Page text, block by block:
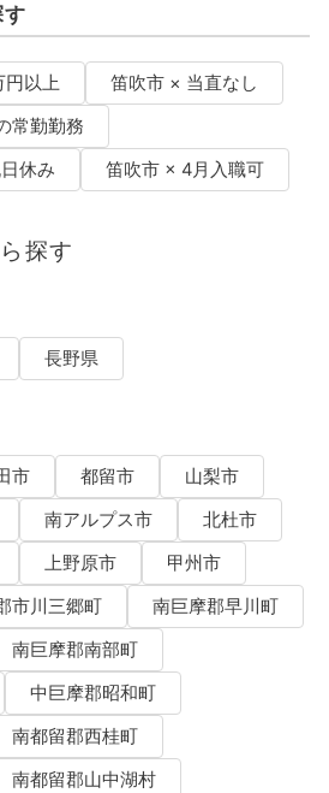
円以上
笛吹市 × 当直なし
常勤勤務
休み
笛吹市 × 4月入職可
探す
長野県
市 都留市
山梨市
南アルプス市
北杜市
上野原市
甲州市
市川三郷町
南巨摩郡早川町
南巨摩郡南部町
中巨摩郡昭和町
南都留郡西桂町
南都留郡山中湖村